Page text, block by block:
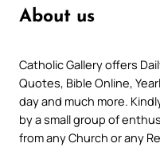
About us
Catholic Gallery offers
Quotes, Bible Online,
day and much more.
by a small group of
from any Church or any